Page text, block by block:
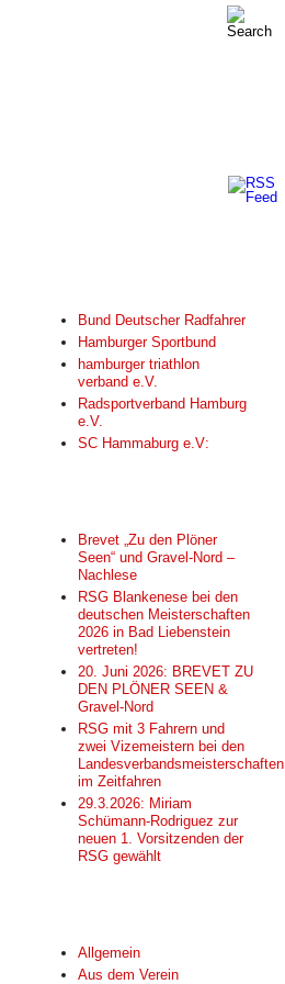
Bund Deutscher Radfahrer
Hamburger Sportbund
hamburger triathlon
verband e.V.
Radsportverband Hamburg
e.V.
SC Hammaburg e.V:
Brevet „Zu den Plöner
Seen“ und Gravel-Nord –
Nachlese
RSG Blankenese bei den
deutschen Meisterschaften
2026 in Bad Liebenstein
vertreten!
20. Juni 2026: BREVET ZU
DEN PLÖNER SEEN &
Gravel-Nord
RSG mit 3 Fahrern und
zwei Vizemeistern bei den
Landesverbandsmeisterschaften
im Zeitfahren
29.3.2026: Miriam
Schümann-Rodriguez zur
neuen 1. Vorsitzenden der
RSG gewählt
Allgemein
Aus dem Verein